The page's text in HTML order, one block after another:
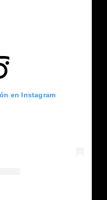
en Instagram